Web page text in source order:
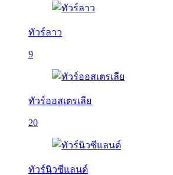
ทัวร์ลาว
9
ทัวร์ออสเตรเลีย
20
ทัวร์นิวซีแลนด์